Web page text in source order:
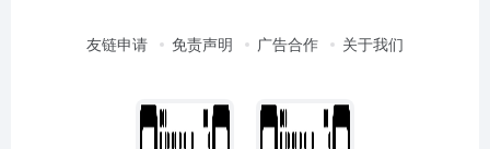
友链申请 免责声明 广告合作 关于我们